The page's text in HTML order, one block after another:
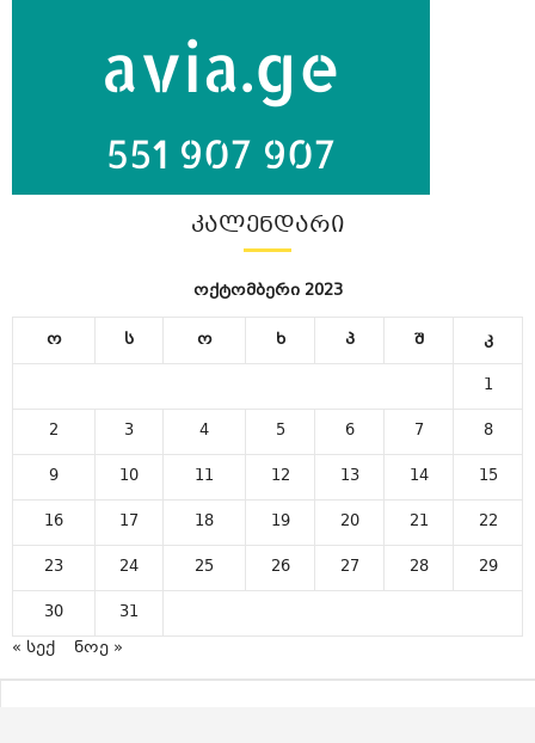
ᲙᲐᲚᲔᲜᲓᲐᲠᲘ
ოქტომბერი 2023
ო ს ო ხ პ შ
კ
1
2
3 4 5 6 7
8
9
10 11 12 13 14
15
16
17 18 19 20 21
22
23
24 25 26 27 28
29
30
31
« სექ
ნოე »